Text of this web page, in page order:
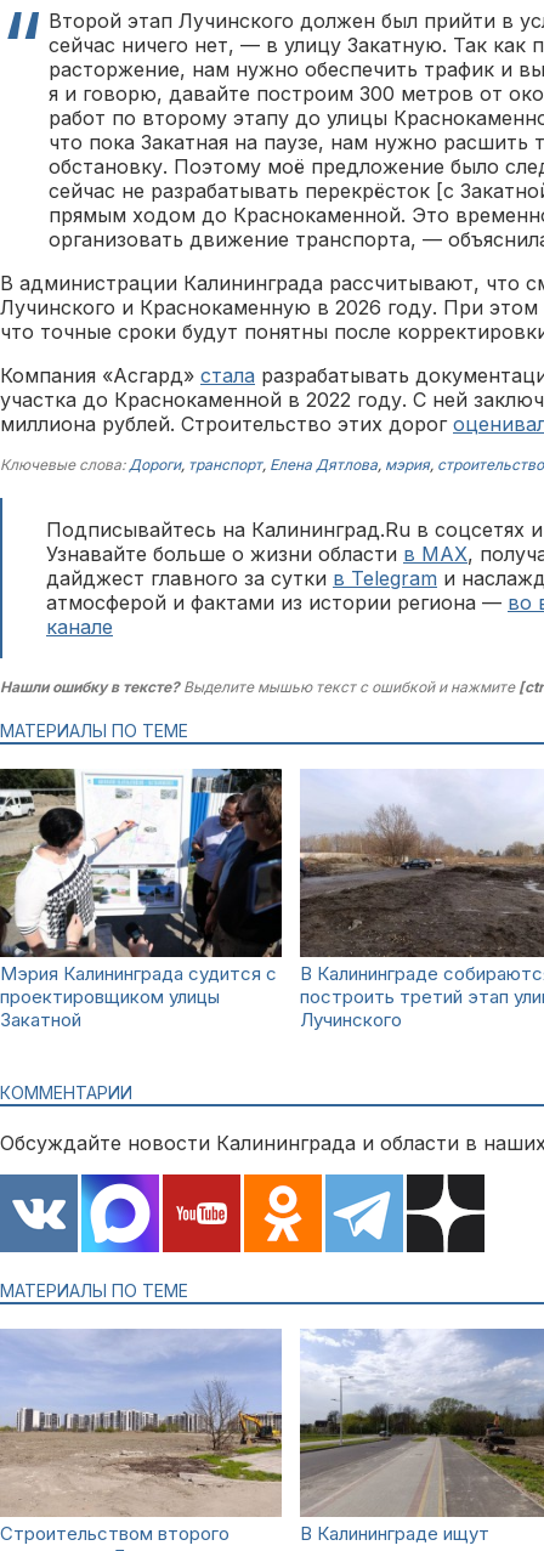
Второй этап Лучинского должен был прийти в
сейчас ничего нет, — в улицу Закатную. Так как
расторжение, нам нужно обеспечить трафик и
я и говорю, давайте построим 300 метров от
работ по второму этапу до улицы
что пока Закатная на паузе, нам нужно расшить
обстановку. Поэтому моё предложение было
сейчас не разрабатывать перекрёсток [с
прямым ходом до Краснокаменной. Это
организовать движение транспорта, —
В администрации Калининграда рассчитывают, что
Лучинского и Краснокаменную в 2026 году. При
что точные сроки будут понятны после
Компания «Асгард» стала разрабатывать
участка до Краснокаменной в 2022 году. С ней
миллиона рублей. Строительство этих дорог
Ключевые слова:Дороги, транспорт, Елена Дятлова, мэрия, строительство
Подписывайтесь на Калининград.Ru в соцсетях
Узнавайте больше о жизни области в MAX,
дайджест главного за сутки в Telegram и
атмосферой и фактами из истории региона — во
канале
Нашли ошибку в тексте?Выделите мышью текст с ошибкой и нажмите
МАТЕРИАЛЫ ПО ТЕМЕ
Мэрия Калининграда судится с
проектировщиком улицы
Закатной
В Калининграде
построить третий этап
Лучинского
КОММЕНТАРИИ
Обсуждайте новости Калининграда и области в
МАТЕРИАЛЫ ПО ТЕМЕ
Строительством второго
В Калининграде ищут